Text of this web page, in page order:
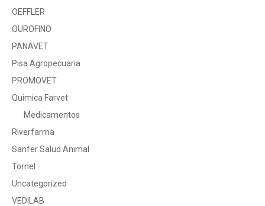
OEFFLER
OUROFINO
PANAVET
Pisa Agropecuaria
PROMOVET
Quimica Farvet
Medicamentos
Riverfarma
Sanfer Salud Animal
Tornel
Uncategorized
VEDILAB